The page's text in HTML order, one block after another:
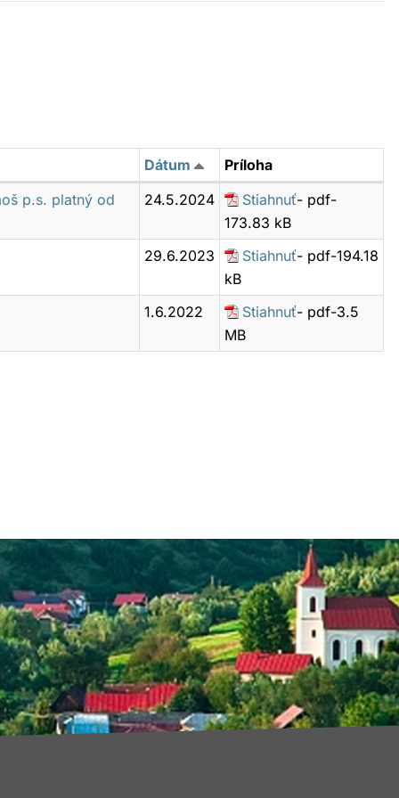
Dátum
Príloha
p.s. platný od
24.5.2024 Stiahnuť- pdf-
173.83 kB
29.6.2023
Stiahnuť- pdf-194.18
kB
1.6.2022
Stiahnuť- pdf-3.5
MB